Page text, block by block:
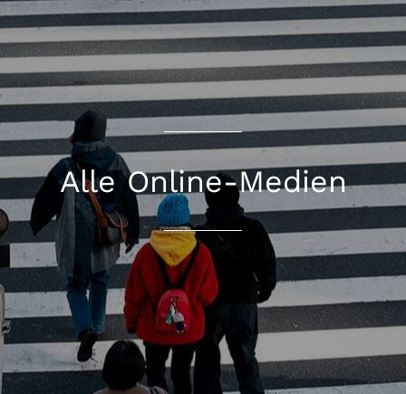
Alle Online-Medien